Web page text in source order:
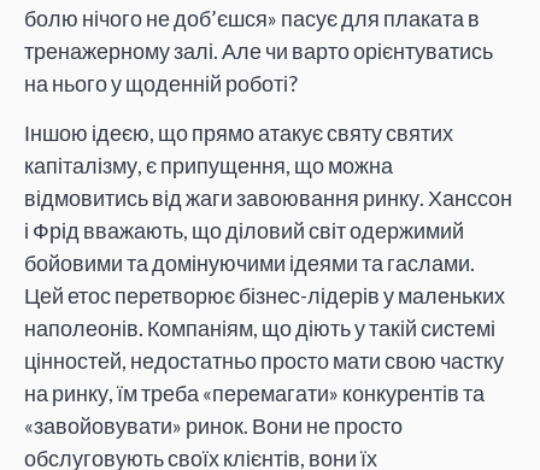
болю нічого не доб’єшся» пасує для плаката в
тренажерному залі. Але чи варто орієнтуватись
на нього у щоденній роботі?
Іншою ідеєю, що прямо атакує святу святих
капіталізму, є припущення, що можна
відмовитись від жаги завоювання ринку. Ханссон
і Фрід вважають, що діловий світ одержимий
бойовими та домінуючими ідеями та гаслами.
Цей етос перетворює бізнес-лідерів у маленьких
наполеонів. Компаніям, що діють у такій системі
цінностей, недостатньо просто мати свою частку
на ринку, їм треба «перемагати» конкурентів та
«завойовувати» ринок. Вони не просто
обслуговують своїх клієнтів, вони їх